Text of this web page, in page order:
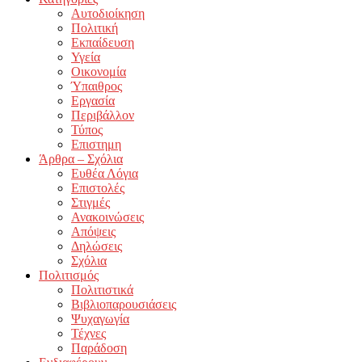
Αυτοδιοίκηση
Πολιτική
Εκπαίδευση
Υγεία
Οικονομία
Ύπαιθρος
Εργασία
Περιβάλλον
Τύπος
Επιστημη
Άρθρα – Σχόλια
Ευθέα Λόγια
Επιστολές
Στιγμές
Ανακοινώσεις
Απόψεις
Δηλώσεις
Σχόλια
Πολιτισμός
Πολιτιστικά
Βιβλιοπαρουσιάσεις
Ψυχαγωγία
Τέχνες
Παράδοση